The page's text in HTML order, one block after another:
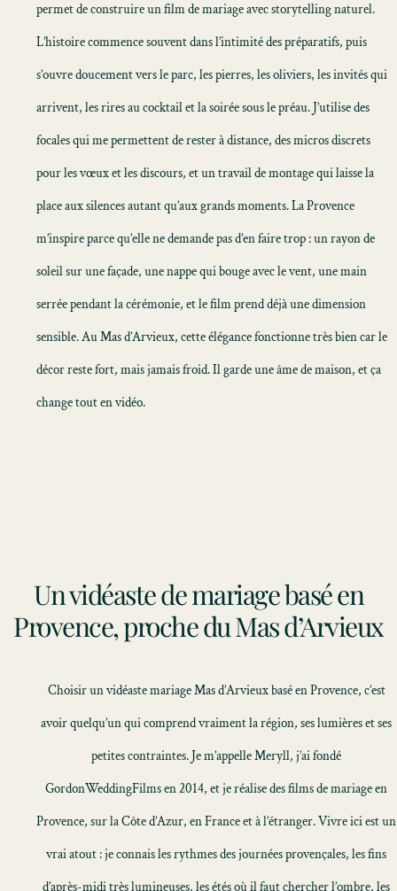
permet de construire unfilm de mariage avec storytellingnaturel.
L’histoire commence souvent dans l’intimité des préparatifs, puis
s’ouvre doucement vers le parc, les pierres, les oliviers, les invités qui
arrivent, les rires au cocktail et la soirée sous le préau. J’utilise des
focales qui me permettent de rester à distance, des micros discrets
pour les vœux et les discours, et un travail de montage qui laisse la
place aux silences autant qu’aux grands moments. La Provence
m’inspire parce qu’elle ne demande pas d’en faire trop : un rayon de
soleil sur une façade, une nappe qui bouge avec le vent, une main
serrée pendant la cérémonie, et le film prend déjà une dimension
sensible. Au Mas d’Arvieux, cette élégance fonctionne très bien car le
décor reste fort, mais jamais froid. Il garde une âme de maison, et ça
change tout en vidéo.
Un vidéaste de mariage basé en
Provence, proche du Mas d’Arvieux
Choisir un vidéaste mariage Mas d’Arvieux basé en Provence, c’est
avoir quelqu’un qui comprend vraiment la région, ses lumières et ses
petites contraintes. Je m’appelle Meryll, j’ai fondé
GordonWeddingFilms en 2014, et je réalise des films de mariage en
Provence, sur la Côte d’Azur, en France et à l’étranger. Vivre ici est un
vrai atout : je connais les rythmes des journées provençales, les fins
d’après-midi très lumineuses, les étés où il faut chercher l’ombre, les